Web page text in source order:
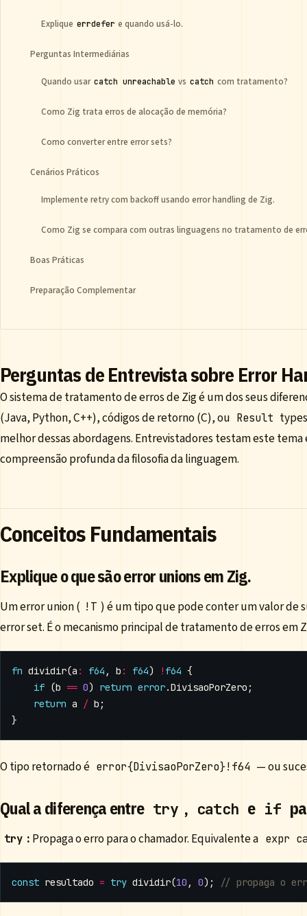
Explique errdefer e quando usá-lo.
Perguntas Intermediárias
Quando usar catch unreachable vs catch com tratamento?
Como Zig trata erros de alocação de memória?
Como converter entre error sets?
Cenários Práticos
Implemente retry com backoff usando error handling de Zig.
Como Zig se compara com outras linguagens no tratamento de
Boas Práticas
Preparação Complementar
Perguntas de Entrevista sobre Error
O sistema de tratamento de erros de Zig é um dos seus
(Java, Python, C++), códigos de retorno (C), ou Result
melhor dessas abordagens. Entrevistadores testam este
compreensão profunda da filosofia da linguagem.
Conceitos Fundamentais
Explique o que são error unions em Zig.
Um error union ( !T ) é um tipo que pode conter um valor de
error set. É o mecanismo principal de tratamento de erros em
fn dividir(a : f64 , b : f64) ! f64 {
if (b == 0) return error.DivisaoPorZero ;
return a / b ;
}
O tipo retornado é error{DivisaoPorZero}!f64 — ou
Qual a diferença entre try , catch e if
try : Propaga o erro para o chamador. Equivalente a expr
const resultado = try dividir(10 , 0);